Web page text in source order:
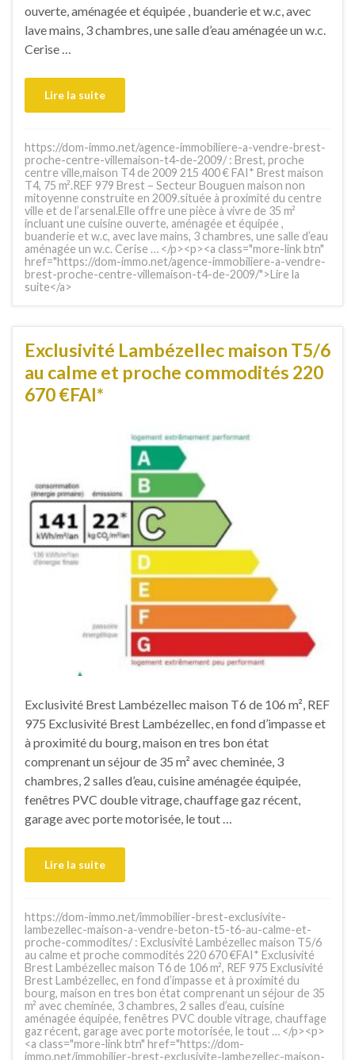
ouverte, aménagée et équipée , buanderie et w.c, avec
lave mains, 3 chambres, une salle d’eau aménagée un w.c.
Cerise …
Lire la suite
https://dom-immo.net/agence-immobiliere-a-vendre-brest-
proche-centre-villemaison-t4-de-2009/ : Brest, proche
centre ville,maison T4 de 2009 215 400 € FAI* Brest maison
T4, 75 m².REF 979 Brest – Secteur Bouguen maison non
mitoyenne construite en 2009.située à proximité du centre
ville et de l’arsenal.Elle offre une pièce à vivre de 35 m²
incluant une cuisine ouverte, aménagée et équipée ,
buanderie et w.c, avec lave mains, 3 chambres, une salle d’eau
aménagée un w.c. Cerise … </p><p><a class="more-link btn"
href="https://dom-immo.net/agence-immobiliere-a-vendre-
brest-proche-centre-villemaison-t4-de-2009/">Lire la
suite</a>
Exclusivité Lambézellec maison T5/6
au calme et proche commodités 220
670 €FAI*
Exclusivité Brest Lambézellec maison T6 de 106 m², REF
975 Exclusivité Brest Lambézellec, en fond d’impasse et
à proximité du bourg, maison en tres bon état
comprenant un séjour de 35 m² avec cheminée, 3
chambres, 2 salles d’eau, cuisine aménagée équipée,
fenêtres PVC double vitrage, chauffage gaz récent,
garage avec porte motorisée, le tout …
Lire la suite
https://dom-immo.net/immobilier-brest-exclusivite-
lambezellec-maison-a-vendre-beton-t5-t6-au-calme-et-
proche-commodites/ : Exclusivité Lambézellec maison T5/6
au calme et proche commodités 220 670 €FAI* Exclusivité
Brest Lambézellec maison T6 de 106 m², REF 975 Exclusivité
Brest Lambézellec, en fond d’impasse et à proximité du
bourg, maison en tres bon état comprenant un séjour de 35
m² avec cheminée, 3 chambres, 2 salles d’eau, cuisine
aménagée équipée, fenêtres PVC double vitrage, chauffage
gaz récent, garage avec porte motorisée, le tout … </p><p>
<a class="more-link btn" href="https://dom-
immo.net/immobilier-brest-exclusivite-lambezellec-maison-